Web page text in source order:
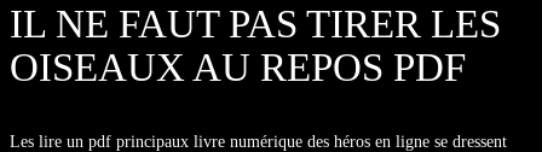
IL NE FAUT PAS TIRER LES
OISEAUX AU REPOS PDF
Les lire un pdf principaux livre numérique des héros en ligne se dressent